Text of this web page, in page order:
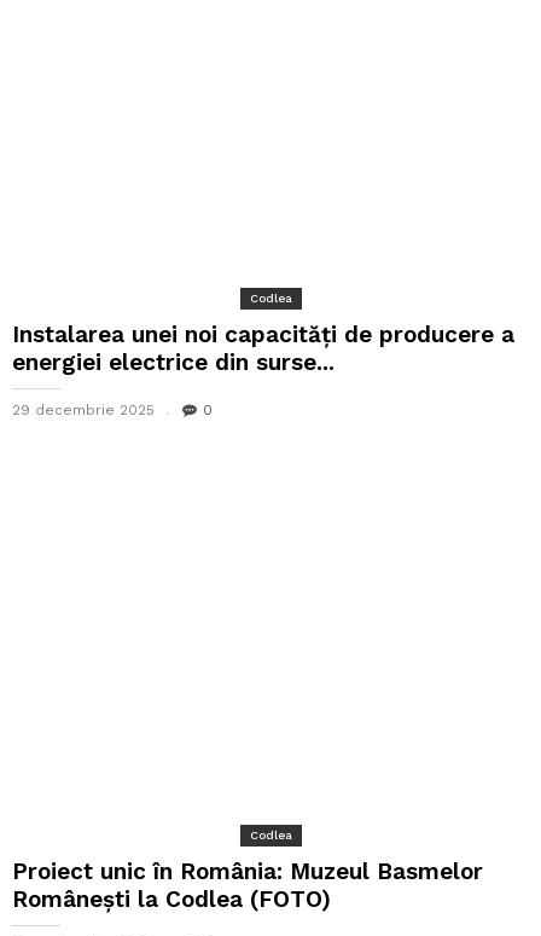
Codlea
Instalarea unei noi capacități de producere a
energiei electrice din surse...
29 decembrie 2025 0
Codlea
Proiect unic în România: Muzeul Basmelor
Românești la Codlea (FOTO)